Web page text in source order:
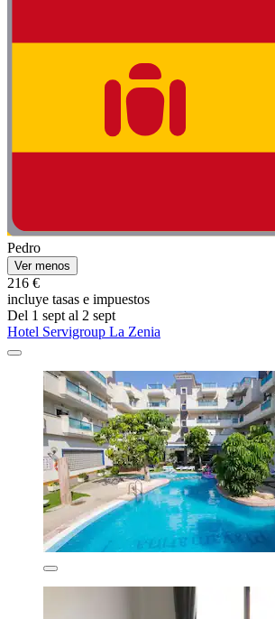
Pedro
Ver menos
216 €
incluye tasas e impuestos
Del 1 sept al 2 sept
Hotel Servigroup La Zenia